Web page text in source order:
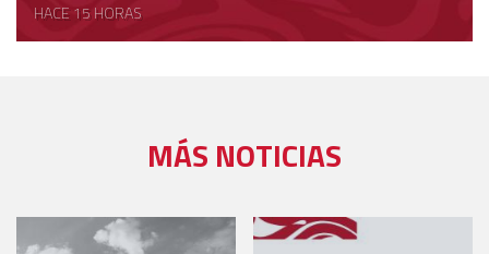
HACE 15 HORAS
MÁS NOTICIAS